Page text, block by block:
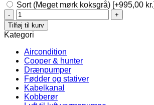
Sort (Meget mørk koksgrå) [+995,00 kr.]
Panasonic
HZ35ZKE
-
Pakketilbud
antal
Tilføj til kurv
Kategori
Aircondition
Cooper & hunter
Drænpumper
Fødder og stativer
Kabelkanal
Kobberør